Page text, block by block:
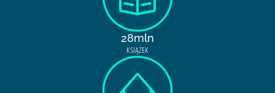
28mln
KSIĄŻEK